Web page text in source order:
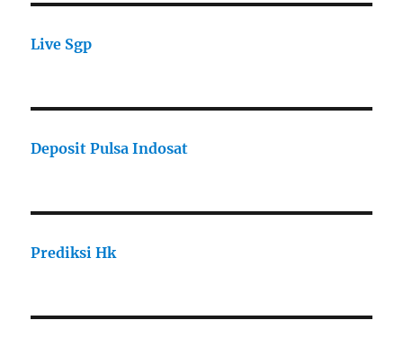
Live Sgp
Deposit Pulsa Indosat
Prediksi Hk